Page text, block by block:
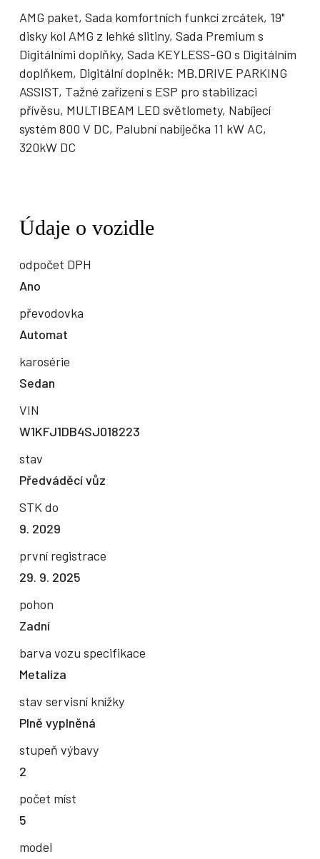
AMG paket, Sada komfortních funkcí zrcátek, 19"
disky kol AMG z lehké slitiny, Sada Premium s
Digitálními doplňky, Sada KEYLESS-GO s Digitálním
doplňkem, Digitální doplněk: MB.DRIVE PARKING
ASSIST, Tažné zařízení s ESP pro stabilizaci
přívěsu, MULTIBEAM LED světlomety, Nabíjecí
systém 800 V DC, Palubní nabíječka 11 kW AC,
320kW DC
Údaje o vozidle
odpočet DPH
Ano
převodovka
Automat
karosérie
Sedan
VIN
W1KFJ1DB4SJ018223
stav
Předváděcí vůz
STK do
9. 2029
první registrace
29. 9. 2025
pohon
Zadní
barva vozu specifikace
Metalíza
stav servisní knížky
Plně vyplněná
stupeň výbavy
2
počet míst
5
model